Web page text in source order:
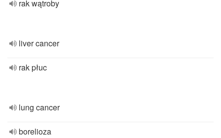
rak wątroby
liver cancer
rak płuc
lung cancer
borelioza